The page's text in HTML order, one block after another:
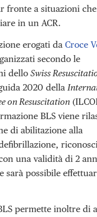
fronte a situazioni che
in un ACR.
erogati daCroce
secondo le
delloSwiss
2020 della
on Resuscitation
BLS viene
di abilitazione alla
una validità di 2
sarà possibile
permette inoltre di